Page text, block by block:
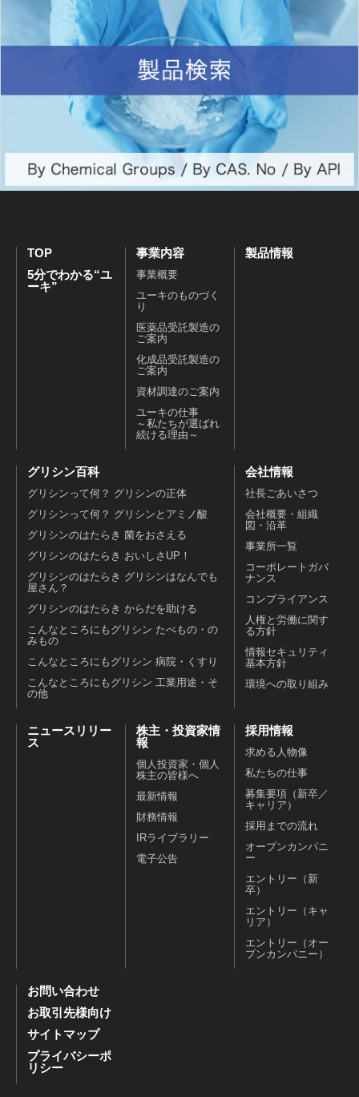
TOP
5分でわかる“ユ
ーキ”
事業内容
事業概要
ユーキのものづく
り
医薬品受託製造の
ご案内
化成品受託製造の
ご案内
資材調達のご案内
ユーキの仕事
～私たちが選ばれ
続ける理由～
製品情報
グリシン百科
グリシンって何？ グリシンの正体
グリシンって何？ グリシンとアミノ酸
グリシンのはたらき 菌をおさえる
グリシンのはたらき おいしさUP！
グリシンのはたらき グリシンはなんでも
屋さん？
グリシンのはたらき からだを助ける
こんなところにもグリシン たべもの・の
みもの
こんなところにもグリシン 病院・くすり
こんなところにもグリシン 工業用途・そ
の他
会社情報
社長ごあいさつ
会社概要・組織
図・沿革
事業所一覧
コーポレートガバ
ナンス
コンプライアンス
人権と労働に関す
る方針
情報セキュリティ
基本方針
環境への取り組み
ニュースリリー
ス
株主・投資家情
報
個人投資家・個人
株主の皆様へ
最新情報
財務情報
IRライブラリー
電子公告
採用情報
求める人物像
私たちの仕事
募集要項（新卒／
キャリア）
採用までの流れ
オープンカンパニ
ー
エントリー（新
卒）
エントリー（キャ
リア）
エントリー（オー
プンカンパニー）
お問い合わせ
お取引先様向け
サイトマップ
プライバシーポ
リシー